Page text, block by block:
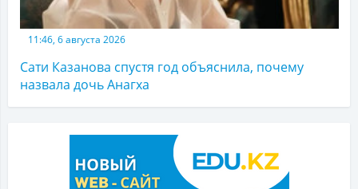
11:46, 6 августа 2026
Сати Казанова спустя год объяснила, почему
назвала дочь Анагха